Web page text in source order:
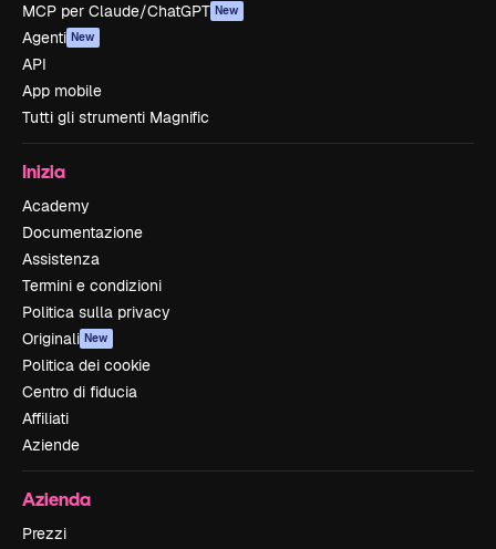
MCP per Claude/ChatGPT New
Agenti New
API
App mobile
Tutti gli strumenti Magnific
Inizia
Academy
Documentazione
Assistenza
Termini e condizioni
Politica sulla privacy
Originali New
Politica dei cookie
Centro di fiducia
Affiliati
Aziende
Azienda
Prezzi